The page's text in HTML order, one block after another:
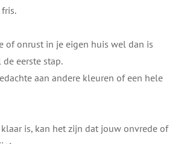
of onrust in je eigen huis wel dan is
eerste stap.
aan andere kleuren of een hele
is, kan het zijn dat jouw onvrede of